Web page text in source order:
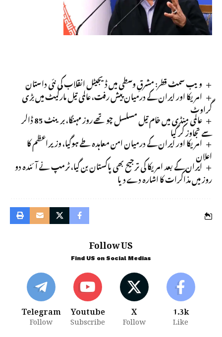
ویب سمٹ قطر: مشرقِ وسطی میں ڈیجیٹل انقلاب کی نئی داستان
امریکا اور ایران کے درمیان پیش رفت، عالمی تیل مارکیٹ میں بڑی
گراوٹ
عالمی منڈی میں خام تیل مسلسل چوتھے روز مہنگا، برینٹ 85 ڈالر
سے تجاوز کر گیا
امریکا اور ایران کے درمیان امن معاہدہ طے ہوگیا، وزیراعظم کا
اعلان
ایران کے بعد امریکا کی ترجیح بھی پاکستان بن گیا، ٹرمپ نے آئندہ دو
روز میں مذاکرات کا اشارہ دے دیا
Follow US
Find US on Social Medias
1.3k
Like
X
Follow
Youtube
Subscribe
Telegram
Follow